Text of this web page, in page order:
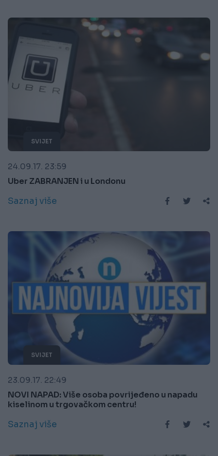
SVIJET
24.09.17. 23:59
Uber ZABRANJEN i u Londonu
Saznaj više
SVIJET
23.09.17. 22:49
NOVI NAPAD: Više osoba povrijeđeno u napadu
kiselinom u trgovačkom centru!
Saznaj više